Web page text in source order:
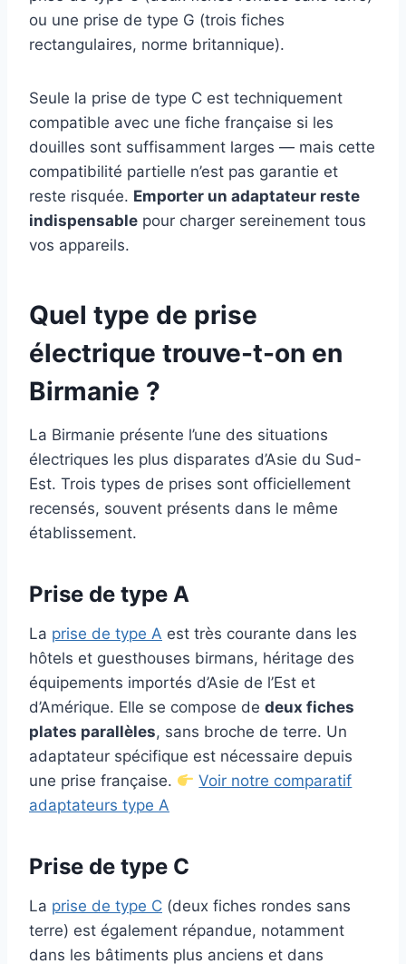
ou une prise de type G (trois fiches
rectangulaires, norme britannique).
Seule la prise de type C est techniquement
compatible avec une fiche française si les
douilles sont suffisamment larges — mais cette
compatibilité partielle n’est pas garantie et
reste risquée. Emporter un adaptateur reste
indispensable pour charger sereinement tous
vos appareils.
Quel type de prise
électrique trouve-t-on en
Birmanie ?
La Birmanie présente l’une des situations
électriques les plus disparates d’Asie du Sud-
Est. Trois types de prises sont officiellement
recensés, souvent présents dans le même
établissement.
Prise de type A
La prise de type A est très courante dans les
hôtels et guesthouses birmans, héritage des
équipements importés d’Asie de l’Est et
d’Amérique. Elle se compose de deux fiches
plates parallèles, sans broche de terre. Un
adaptateur spécifique est nécessaire depuis
une prise française.
Voir notre comparatif
adaptateurs type A
Prise de type C
La prise de type C (deux fiches rondes sans
terre) est également répandue, notamment
dans les bâtiments plus anciens et dans